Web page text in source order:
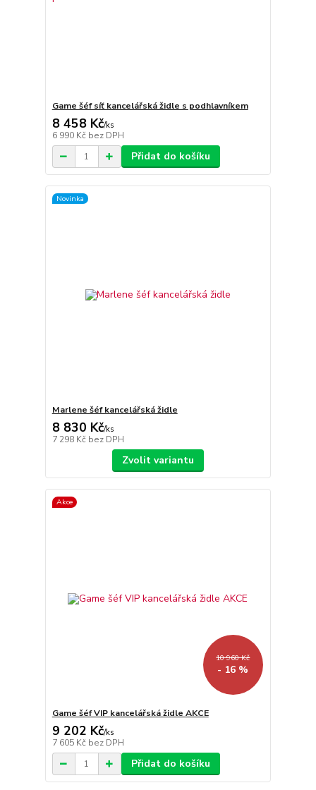
Game šéf síť kancelářská židle s podhlavníkem
8 458 Kč/ks
6 990 Kč bez DPH
Přidat do košíku
Novinka
Marlene šéf kancelářská židle
8 830 Kč/ks
7 298 Kč bez DPH
Zvolit variantu
Akce
10 960 Kč
- 16 %
Game šéf VIP kancelářská židle AKCE
9 202 Kč/ks
7 605 Kč bez DPH
Přidat do košíku